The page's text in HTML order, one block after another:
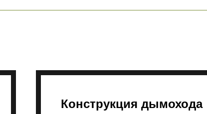
Конструкция дымохода